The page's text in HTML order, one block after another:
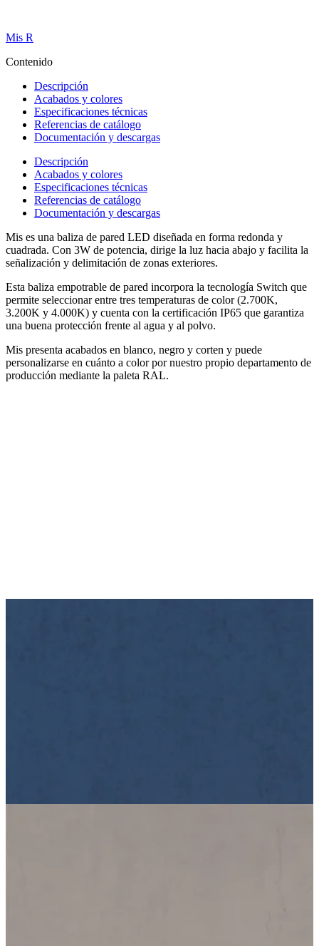
Mis R
Contenido
Descripción
Acabados y colores
Especificaciones técnicas
Referencias de catálogo
Documentación y descargas
Descripción
Acabados y colores
Especificaciones técnicas
Referencias de catálogo
Documentación y descargas
Mis es una baliza de pared LED diseñada en forma redonda y
cuadrada. Con 3W de potencia, dirige la luz hacia abajo y facilita la
señalización y delimitación de zonas exteriores.
Esta baliza empotrable de pared incorpora la tecnología Switch que
permite seleccionar entre tres temperaturas de color (2.700K,
3.200K y 4.000K) y cuenta con la certificación IP65 que garantiza
una buena protección frente al agua y al polvo.
Mis presenta acabados en blanco, negro y corten y puede
personalizarse en cuánto a color por nuestro propio departamento de
producción mediante la paleta RAL.